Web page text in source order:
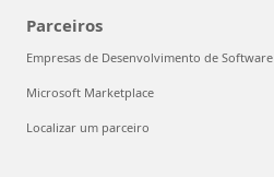
Parceiros
Empresas de Desenvolvimento de Software
Microsoft Marketplace
Localizar um parceiro